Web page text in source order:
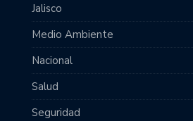
Jalisco
Medio Ambiente
Nacional
Salud
Seguridad